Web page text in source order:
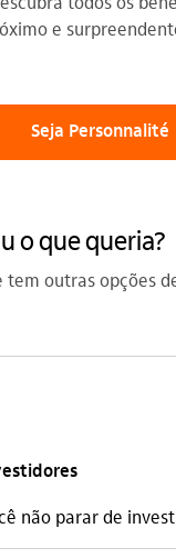
e
Seja Personnalité
o que queria?
tem outras opções
não parar de